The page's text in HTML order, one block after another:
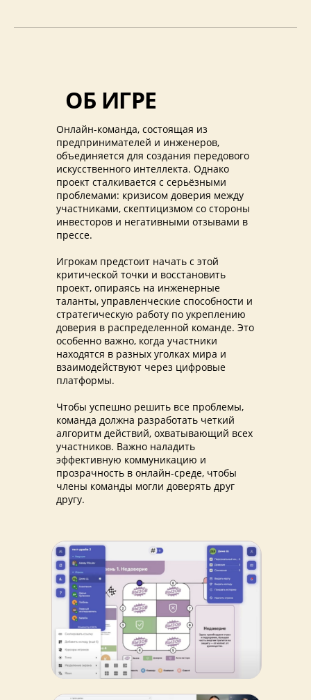
ОБ ИГРЕ
Онлайн-команда, состоящая из
предпринимателей и инженеров,
объединяется для создания передового
искусственного интеллекта. Однако
проект сталкивается с серьёзными
проблемами: кризисом доверия между
участниками, скептицизмом со стороны
инвесторов и негативными отзывами в
прессе.
Игрокам предстоит начать с этой
критической точки и восстановить
проект, опираясь на инженерные
таланты, управленческие способности и
стратегическую работу по укреплению
доверия в распределенной команде. Это
особенно важно, когда участники
находятся в разных уголках мира и
взаимодействуют через цифровые
платформы.
Чтобы успешно решить все проблемы,
команда должна разработать четкий
алгоритм действий, охватывающий всех
участников. Важно наладить
эффективную коммуникацию и
прозрачность в онлайн-среде, чтобы
члены команды могли доверять друг
другу.